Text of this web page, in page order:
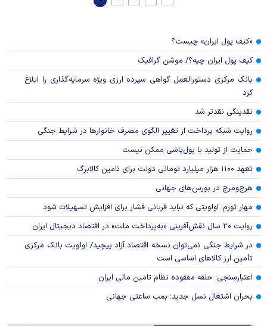
«کیف پول ایران» چیست؟
کیف پول ایران چیه؟/ موشن گرافیک
بانک مرکزی دستورالعمل گواهی سپرده ارزی ویژه سرمایه‌گذاری را ابلاغ
کرد
نقدینگی نقدتر شد
روایت شبکه پرداخت از تغییر الگوی مصرف خانوار‌ها در شرایط جنگی
حمایت از تولید با پول‌پاشی ممکن نیست
تعهد ۱۱۰۰ هزار میلیارد تومانی دولت برای تامین کالابرگ
هرج‌ومرج در بورس‌های جهانی
مهار تورم؛ اولویتی که نباید قربانی فشار برای افزایش تسهیلات شود
روایت ۲۰ سال نقش‌آفرینی «به‌پرداخت ملت» در اقتصاد دیجیتال ایران
در شرایط جنگی نمی‌توان نسخه اقتصاد آزاد پیچید/ اولویت بانک مرکزی
تأمین ارز کالا‌های اساسی است
اعتبارسنجی؛ حلقه مفقوده نظام تامین مالی ایران
بحران اشتغال نسل جدید؛ بمب ساعتی جهانی